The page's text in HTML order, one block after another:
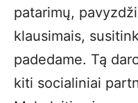
patarimų,
klausimais,
padedame. Tą
kiti socialiniai